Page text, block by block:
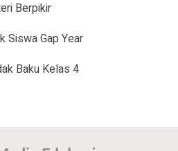
Berpikir
Siswa Gap Year
Baku Kelas 4